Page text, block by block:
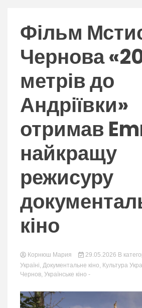
Фільм
Чернова
метрів до
Андріївки»
отримав
найкращу
режисуру
кіно
Корнюш Мария 29.05.2026 В
Україні, Документальне кіно, Культура
Чернов, Українське кіно -